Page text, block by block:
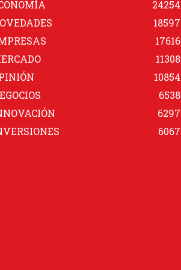
24254
18597
17616
11308
10854
6538
6297
6067